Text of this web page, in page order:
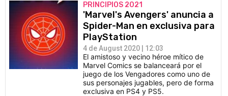
PRINCIPIOS 2021
'Marvel's Avengers' anuncia a
Spider-Man en exclusiva para
PlayStation
4 de August 2020 | 12:03
El amistoso y vecino héroe mítico de
Marvel Comics se balanceará por el
juego de los Vengadores como uno de
sus personajes jugables, pero de forma
exclusiva en PS4 y PS5.